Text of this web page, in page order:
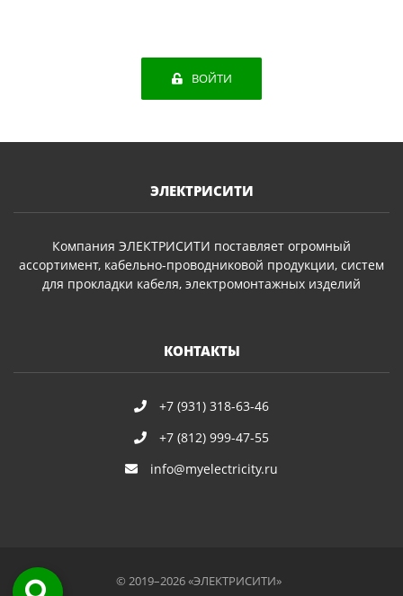
ВОЙТИ
ЭЛЕКТРИСИТИ
Компания ЭЛЕКТРИСИТИ поставляет огромный
ассортимент, кабельно-проводниковой продукции, систем
для прокладки кабеля, электромонтажных изделий
КОНТАКТЫ
+7 (931) 318-63-46
+7 (812) 999-47-55
info@myelectricity.ru
© 2019–2026 «ЭЛЕКТРИСИТИ»